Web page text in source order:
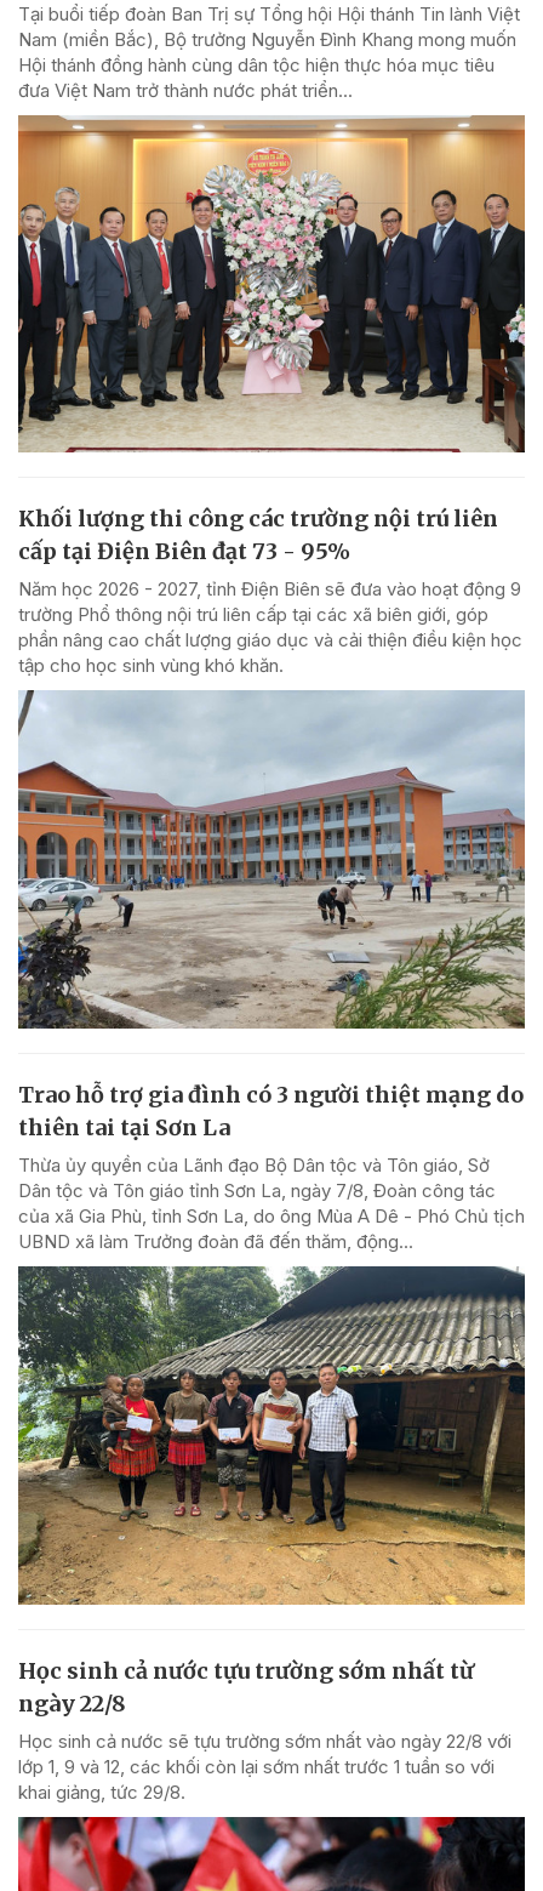
Tại buổi tiếp đoàn Ban Trị sự Tổng hội Hội thánh Tin lành Việt
Nam (miền Bắc), Bộ trưởng Nguyễn Đình Khang mong muốn
Hội thánh đồng hành cùng dân tộc hiện thực hóa mục tiêu
đưa Việt Nam trở thành nước phát triển...
Khối lượng thi công các trường nội trú liên
cấp tại Điện Biên đạt 73 - 95%
Năm học 2026 - 2027, tỉnh Điện Biên sẽ đưa vào hoạt động 9
trường Phổ thông nội trú liên cấp tại các xã biên giới, góp
phần nâng cao chất lượng giáo dục và cải thiện điều kiện học
tập cho học sinh vùng khó khăn.
Trao hỗ trợ gia đình có 3 người thiệt mạng do
thiên tai tại Sơn La
Thừa ủy quyền của Lãnh đạo Bộ Dân tộc và Tôn giáo, Sở
Dân tộc và Tôn giáo tỉnh Sơn La, ngày 7/8, Đoàn công tác
của xã Gia Phù, tỉnh Sơn La, do ông Mùa A Dê - Phó Chủ tịch
UBND xã làm Trưởng đoàn đã đến thăm, động...
Học sinh cả nước tựu trường sớm nhất từ
ngày 22/8
Học sinh cả nước sẽ tựu trường sớm nhất vào ngày 22/8 với
lớp 1, 9 và 12, các khối còn lại sớm nhất trước 1 tuần so với
khai giảng, tức 29/8.